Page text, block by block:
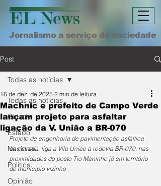
Jornalismo a serviço da sociedade
Post
Todas as notícias
Cidade
Estado
Nacional
Política
Opinião
Todas as notícias
Machnic e prefeito de Campo Verde
lançam projeto para asfaltar
ligação da V. União a BR-070
16 de dez. de 2025 2 min de leitura
Projeto de engenharia de pavimentação asfáltica
da estrada, liga a Vila União à rodovia BR-070, nas
proximidades do posto Tio Maninho já em território
do município vizinho